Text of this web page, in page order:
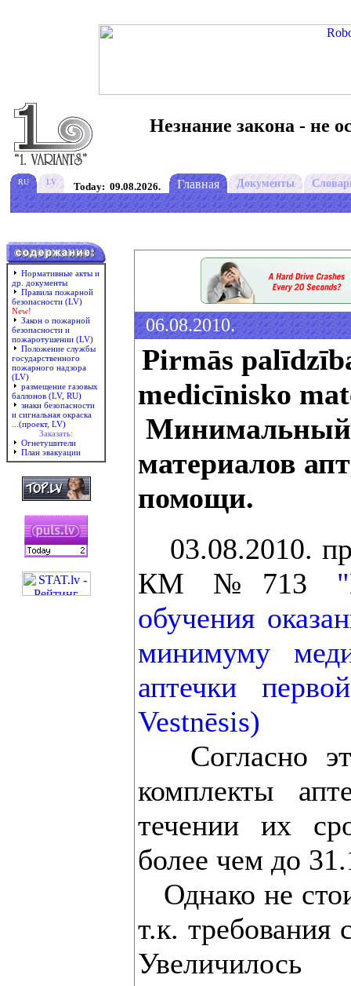
Незнание закона - не
RU LV Today: 09.08.2026. Главная Документы
Нормативные акты и
др. документы
Правила пожарной
безопасности (LV)
New!
Закон о пожарной
безопасности и
пожаротушении (LV)
Положение службы
государственного
пожарного надзора
(LV)
размещение газовых
баллонов (LV, RU)
знаки безопасности
и сигнальная окраска
...(проект, LV)
Заказать:
Огнетушители
План эвакуации
06.08.2010.
Pirmās
medicīnisko
Минимальный
материалов
помощи.
03.08.2010.
КМ №713
обучения
минимуму
аптечки
Vestnēsis)
Согласно
комплекты
течении их
более чем до
Однако не
т.к. требования
Увеличилось